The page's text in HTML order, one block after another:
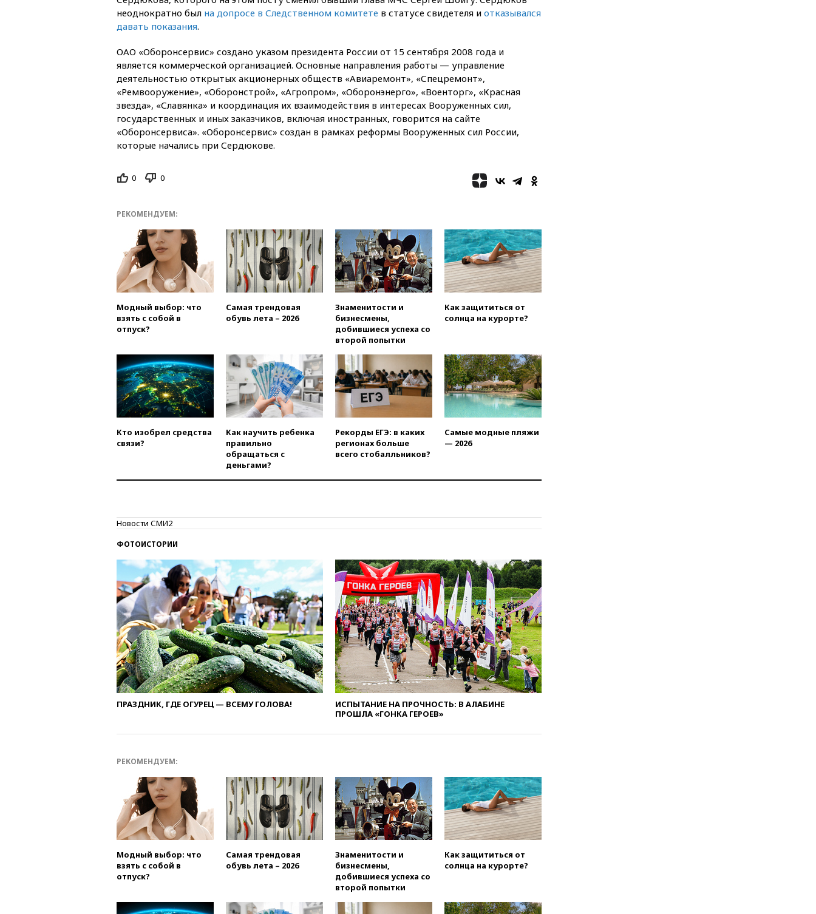
нежелательной организацией
при падении деревьев во
время урагана
вчера, 22:55В Москве в
пятницу ожидаются ливни
вчера, 22:35 Винисиус
продлил контракт с «Реалом»
до 2032 года
станет значительно дороже
вчера, 22:15Путин заслушал
доклад о ситуации на
добропольском направлении
вчера, 21:58Генпрокуратура
РФ американский Human
Rights Foundation
и Геленджик
вчера, 21:25Руслан Терновой
выиграл золото чемпионата
Европы в прыжках с 10-
метровой вышки
вчера, 21:10РФ не получала
обращений о прекращении
концессии строительства ж/д
вчера, 21:00В России вновь
россиянам могут
вчера, 20:35ПВО за день
сбила еще 281 украинский
беспилотник над Россией
вчера, 20:27 Ямпольская
призвала оптимизировать
олимпиады для поступления в
вузы
вчера, 20:15Минтранс
предложил оплачивать
защиту дорог от БПЛА из
вчера, 20:00
отмене ЕГЭ
вчера, 19:50Аэропорты Сочи и
Ярославля приостановили
работу
вчера, 19:35WP: Трамп
призвал доноров-
республиканцев поддержать
Вэнса на выборах 2028 года
в РФ превысило максимум
неоднократно был на допросе в Следственном комитете в статусе свидетеля и отказывался
давать показания.
ОАО «Оборонсервис» создано указом президента России от 15 сентября 2008 года и
является коммерческой организацией. Основные направления работы — управление
деятельностью открытых акционерных обществ «Авиаремонт», «Спецремонт»,
«Ремвооружение», «Оборонстрой», «Агропром», «Оборонэнерго», «Военторг», «Красная
звезда», «Славянка» и координация их взаимодействия в интересах Вооруженных сил,
государственных и иных заказчиков, включая иностранных, говорится на сайте
«Оборонсервиса». «Оборонсервис» создан в рамках реформы Вооруженных сил России,
которые начались при Сердюкове.
0 0
РЕКОМЕНДУЕМ:
Модный выбор: что
взять с собой в
отпуск?
Самая трендовая
обувь лета – 2026
Знаменитости и
бизнесмены,
добившиеся успеха со
второй попытки
Как защититься от
солнца на курорте?
Кто изобрел средства
связи?
Как научить ребенка
правильно
обращаться с
деньгами?
Рекорды ЕГЭ: в каких
регионах больше
всего стобалльников?
Самые модные пляжи
— 2026
Новости СМИ2
ФОТОИСТОРИИ
ПРАЗДНИК, ГДЕ ОГУРЕЦ — ВСЕМУ ГОЛОВА!
ИСПЫТАНИЕ НА ПРОЧНОСТЬ: В АЛАБИНЕ
ПРОШЛА «ГОНКА ГЕРОЕВ»
РЕКОМЕНДУЕМ:
Модный выбор: что
взять с собой в
отпуск?
Самая трендовая
обувь лета – 2026
Знаменитости и
бизнесмены,
добившиеся успеха со
второй попытки
Как защититься от
солнца на курорте?